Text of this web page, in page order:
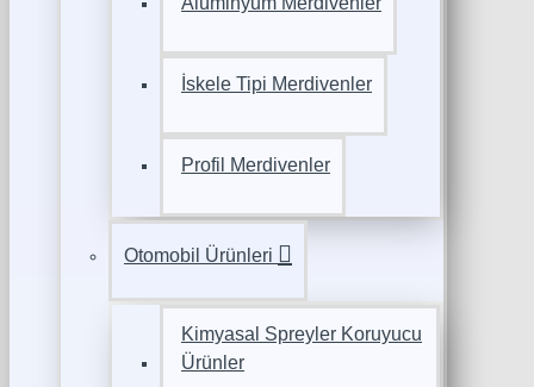
İskele Tipi Merdivenler
Profil Merdivenler
Otomobil Ürünleri
Kimyasal Spreyler Koruyucu
Ürünler